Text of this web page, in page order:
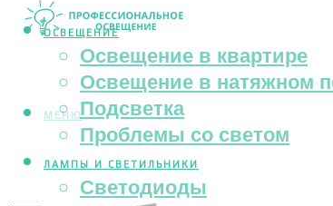
ОСВЕЩЕНИЕ
Освещение в квартире
Освещение в натяжном
Подсветка
Проблемы со светом
ЛАМПЫ И СВЕТИЛЬНИКИ
Светодиоды
МЕНЮ